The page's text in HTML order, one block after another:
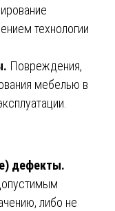
технологии
Повреждения,
мебелью в
дефекты.
либо не